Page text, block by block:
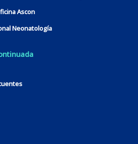
Ascon
Neonatología